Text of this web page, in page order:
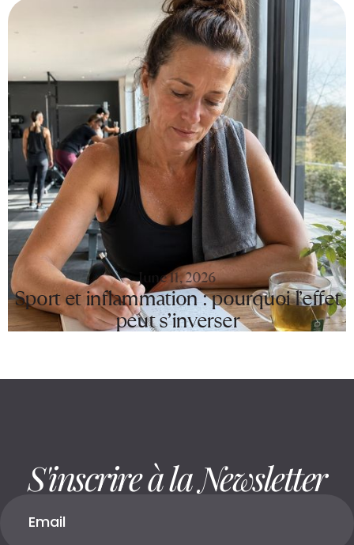
June 11, 2026
Sport et inflammation : pourquoi l’effet
peut s’inverser
S'inscrire à la Newsletter